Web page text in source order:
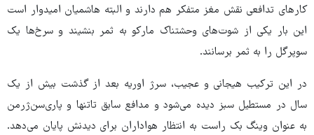
کارهای تدافعی نقش مغز متفکر هم دارند و البته هاشمیان امیدوار است
این بار یکی از شوت‌های وحشتناک مارکو به ثمر بنشیند و سرخ‌ها یک
سوپرگل را به ثمر برسانند.
در این ترکیب هیجانی و عجیب، سرژ اوریه بعد از گذشت بیش از یک
سال در مستطیل سبز دیده می‌شود و مدافع سابق تاتنها و پاری‌سن‌ژرمن
به عنوان وینگ بک راست به انتظار هواداران برای دیدنش پایان می‌دهد.